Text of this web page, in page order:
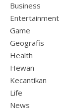
Business
Entertainment
Game
Geografis
Health
Hewan
Kecantikan
Life
News